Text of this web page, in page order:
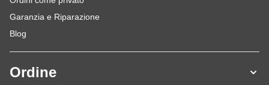
Garanzia e Riparazione
Blog
Ordine